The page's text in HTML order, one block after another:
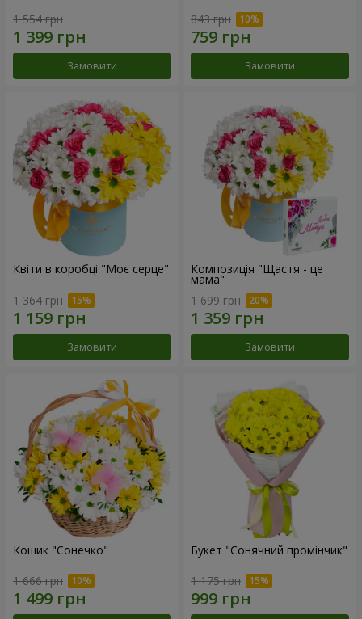
1 554 грн
Замовити
843 грн
Замовити
Квіти в коробці "Моє серце"
1 364 грн
Замовити
Композиція "Щастя - це
мама"
1 699 грн
Замовити
Кошик "Сонечко"
1 666 грн
Букет "Сонячний промінчик"
1 175 грн